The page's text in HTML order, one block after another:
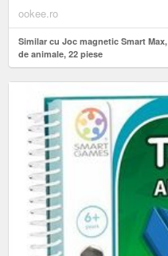
ookee.ro
Similar cu Joc magnetic Smart
de animale, 22 piese